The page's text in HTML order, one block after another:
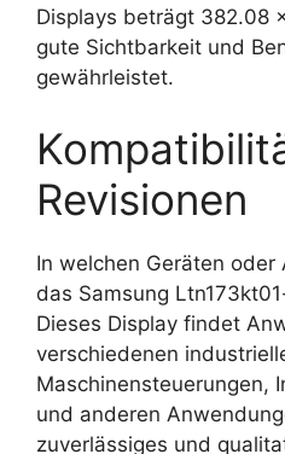
Displays beträgt 382.08
gute Sichtbarkeit und
gewährleistet.
Revisionen
In welchen Geräten
das Samsung
Dieses Display findet
verschiedenen
Maschinensteuerungen,
und anderen
zuverlässiges und